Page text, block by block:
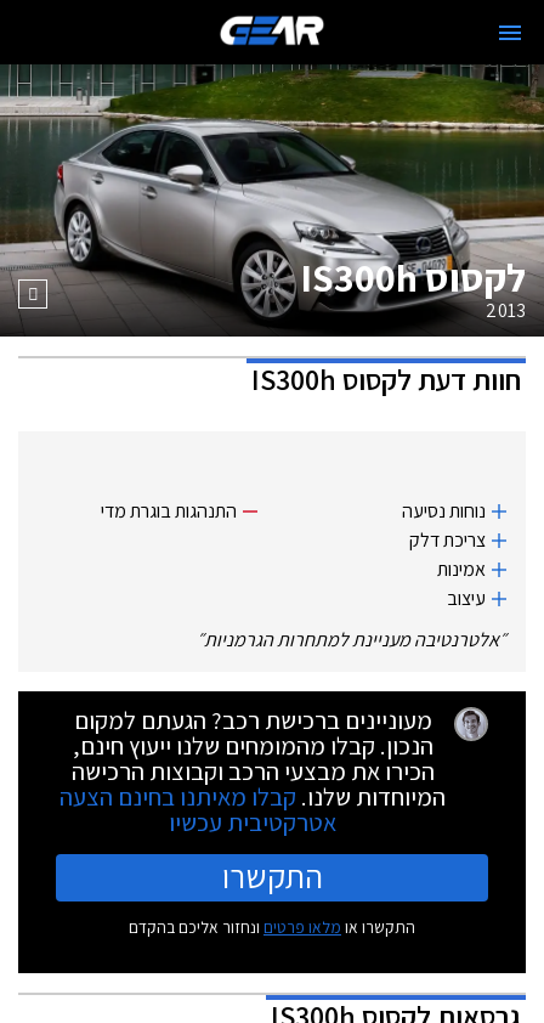
לקסוס IS300h
2013
חוות דעתלקסוס IS300h
נוחות נסיעה
צריכת דלק
אמינות
עיצוב
התנהגות בוגרת מדי
״אלטרנטיבה מעניינת למתחרות הגרמניות״
מעוניינים ברכישת רכב? הגעתם למקום
הנכון. קבלו מהמומחים שלנו ייעוץ חינם,
הכירו את מבצעי הרכב וקבוצות הרכישה
המיוחדות שלנו. קבלו מאיתנו בחינם הצעה
אטרקטיבית עכשיו
התקשרו
התקשרו או מלאו פרטים ונחזור אליכם בהקדם